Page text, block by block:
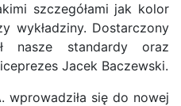
szczegółami jak kolor
wykładziny. Dostarczony
nasze standardy oraz
Jacek Baczewski.
wprowadziła się do nowej